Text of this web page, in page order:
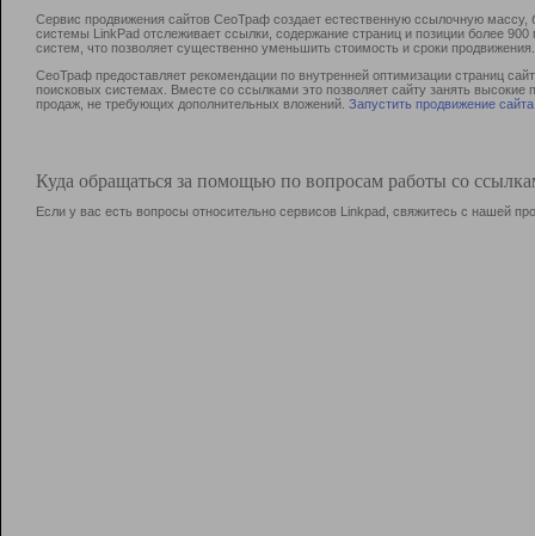
Сервис продвижения сайтов СеоТраф создает естественную ссылочную
системы LinkPad отслеживает ссылки, содержание страниц и позиции более
систем, что позволяет существенно уменьшить стоимость и сроки продвижения.
СеоТраф предоставляет рекомендации по внутренней оптимизации страниц
поисковых системах. Вместе со ссылками это позволяет сайту занять
продаж, не требующих дополнительных вложений. Запустить продвижение сайта
Куда обращаться за помощью по вопросам работы со
Если у вас есть вопросы относительно сервисов Linkpad, свяжитесь с нашей